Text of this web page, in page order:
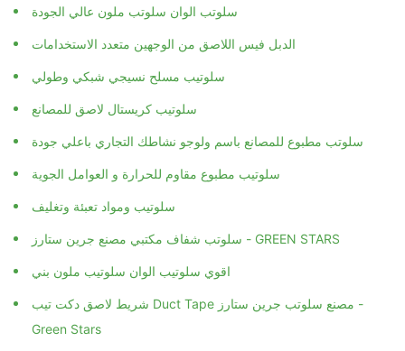
سلوتب الوان سلوتب ملون عالي الجودة
الدبل فيس اللاصق من الوجهين متعدد الاستخدامات
سلوتيب مسلح نسيجي شبكي وطولي
سلوتيب كريستال لاصق للمصانع
سلوتب مطبوع للمصانع باسم ولوجو نشاطك التجاري باعلي جودة
سلوتيب مطبوع مقاوم للحرارة و العوامل الجوية
سلوتيب ومواد تعبئة وتغليف
سلوتب شفاف مكتبي مصنع جرين ستارز - GREEN STARS
اقوي سلوتيب الوان سلوتيب ملون بني
شريط لاصق دكت تيب Duct Tape مصنع سلوتب جرين ستارز -
Green Stars